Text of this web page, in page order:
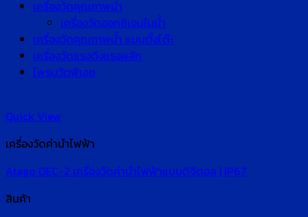
เครื่องวัดคุณภาพน้ำ
เครื่องวัดออกซิเจนในน้ำ
เครื่องวัดคุณภาพน้ำ แบบตั้งโต๊ะ
เครื่องวัดแรงดึงแรงผลัก
โพรบวัดพีเอช
Quick View
เครื่องวัดค่านำไฟฟ้า
Atago DEC-2 เครื่องวัดค่านำไฟฟ้าแบบดิจิตอล | IP67
สินค้า